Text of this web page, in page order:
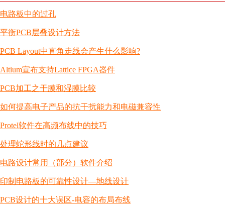
电路板中的过孔
平衡PCB层叠设计方法
PCB Layout中直角走线会产生什么影响?
Altium宣布支持Lattice FPGA器件
PCB加工之干膜和湿膜比较
如何提高电子产品的抗干扰能力和电磁兼容性
Protel软件在高频布线中的技巧
处理蛇形线时的几点建议
电路设计常用（部分）软件介绍
印制电路板的可靠性设计—地线设计
PCB设计的十大误区-电容的布局布线